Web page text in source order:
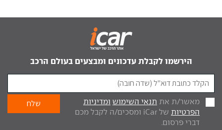
הירשמו לקבלת עדכונים ומבצעים בעולם הרכב
מאשר/ת את תנאי השימוש ומדיניות
הפרטיות
של iCar ומסכים/ה לקבל מכם
דברי פרסום.